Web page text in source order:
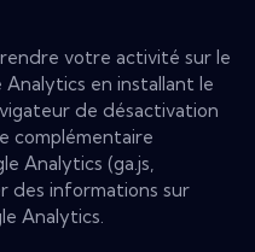
votre activité sur le
Analytics en installant le
de désactivation
complémentaire
Analytics (ga.js,
des informations sur
Analytics.